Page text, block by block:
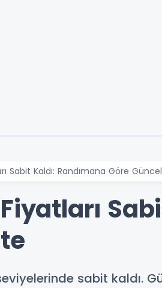
Sabit Kaldı: Randımana Göre
Fiyatları
sabit kaldı.